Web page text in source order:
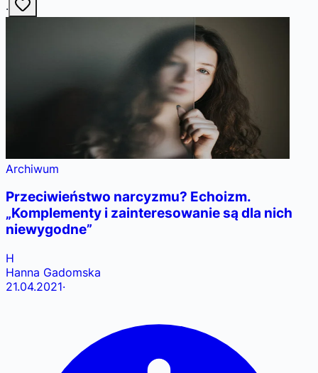
·
Archiwum
Przeciwieństwo narcyzmu? Echoizm.
„Komplementy i zainteresowanie są dla nich
niewygodne”
H
Hanna Gadomska
21.04.2021·